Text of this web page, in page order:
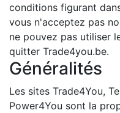
conditions figurant
vous n'acceptez pas
ne pouvez pas utiliser
quitter Trade4you.be.
Généralités
Les sites Trade4You,
Power4You sont la